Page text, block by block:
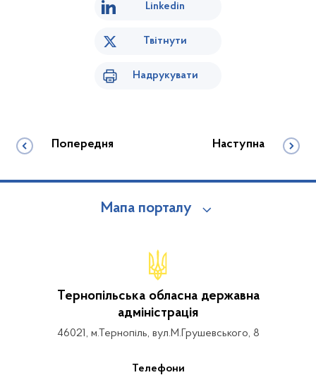
Linkedin
Твітнути
Надрукувати
Попередня Наступна
Мапа порталу
Тернопільська обласна державна
адміністрація
46021, м.Тернопіль, вул.М.Грушевського, 8
Телефони